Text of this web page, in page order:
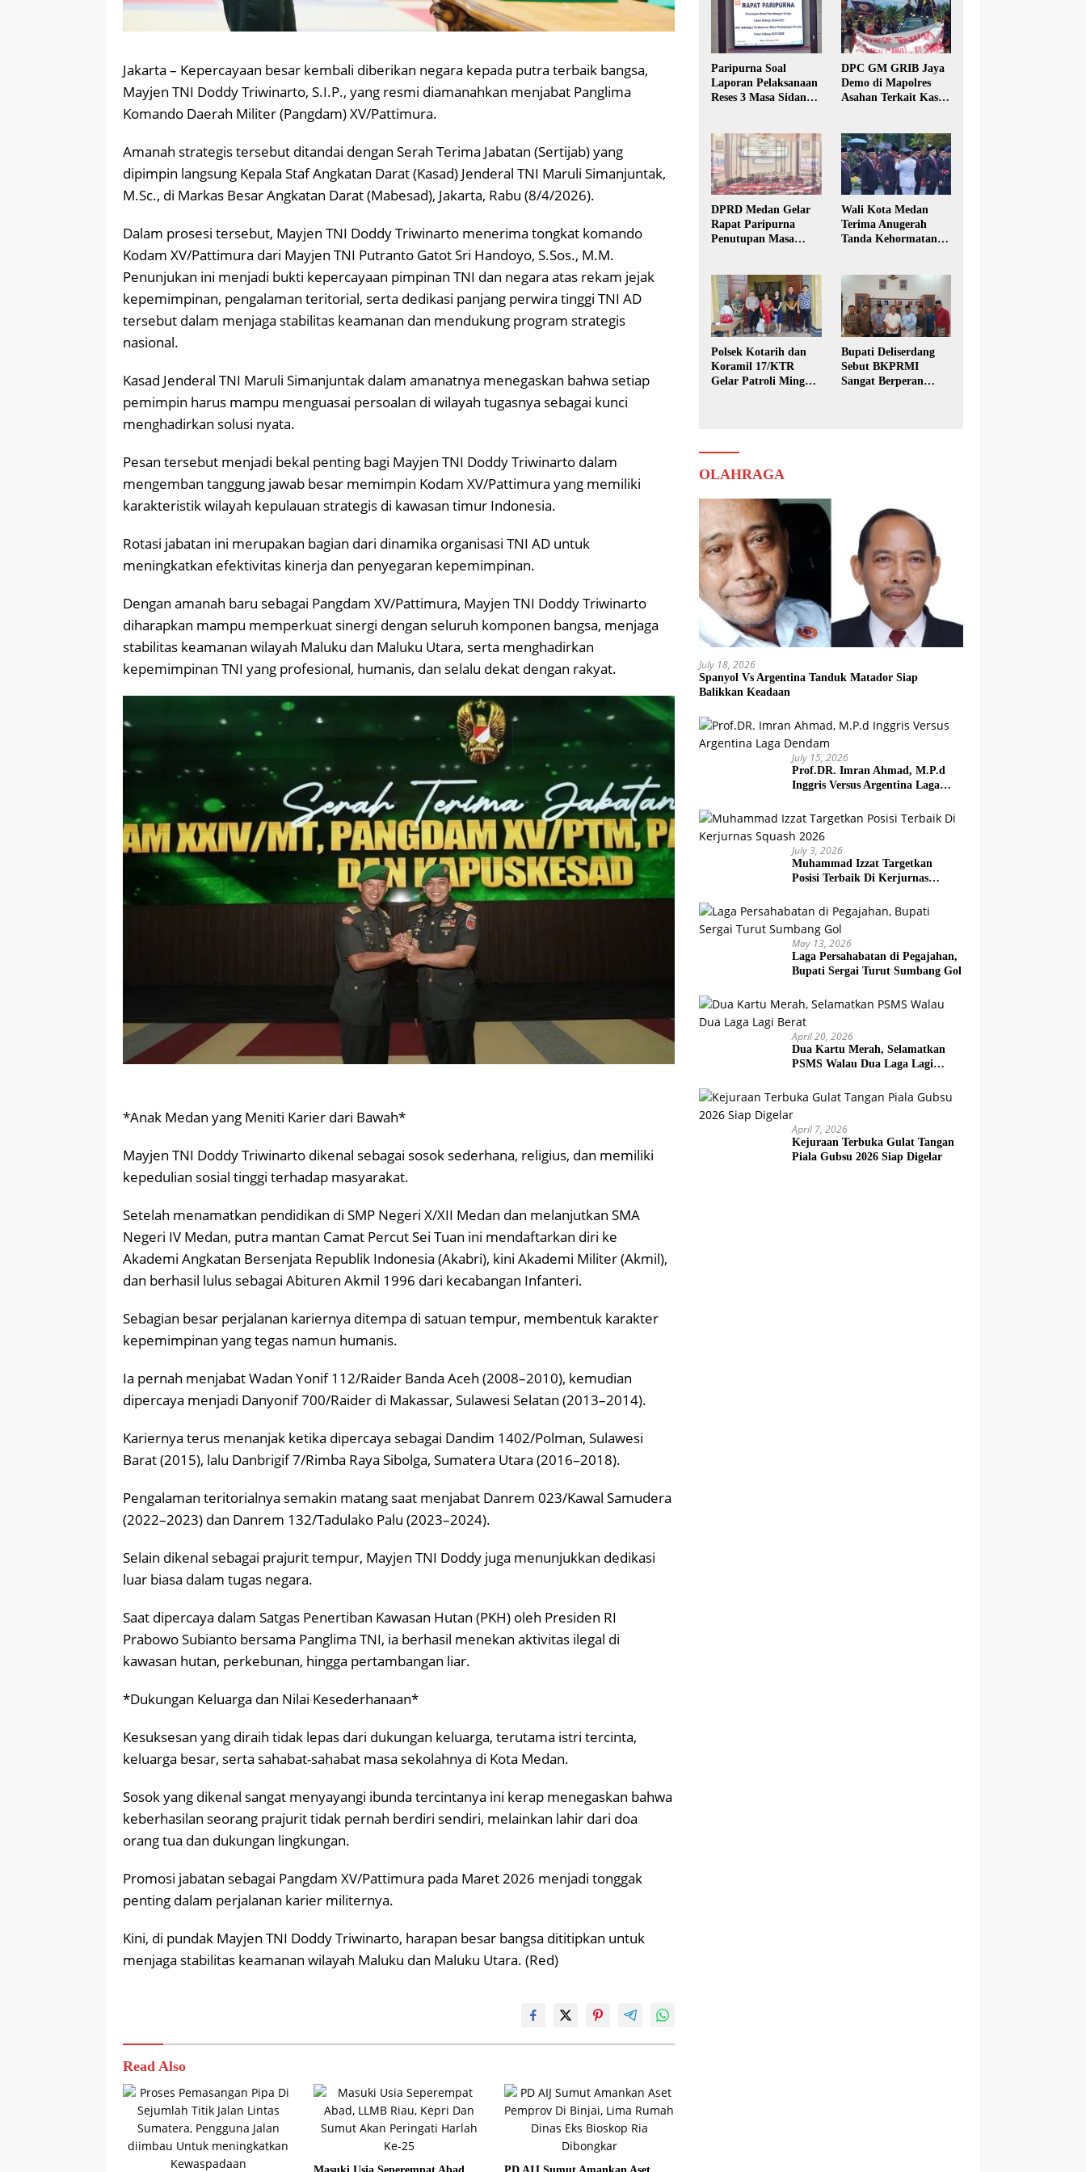
Jakarta – Kepercayaan besar kembali diberikan negara kepada putra terbaik bangsa,
Mayjen TNI Doddy Triwinarto, S.I.P., yang resmi diamanahkan menjabat Panglima
Komando Daerah Militer (Pangdam) XV/Pattimura.
Amanah strategis tersebut ditandai dengan Serah Terima Jabatan (Sertijab) yang
dipimpin langsung Kepala Staf Angkatan Darat (Kasad) Jenderal TNI Maruli Simanjuntak,
M.Sc., di Markas Besar Angkatan Darat (Mabesad), Jakarta, Rabu (8/4/2026).
Dalam prosesi tersebut, Mayjen TNI Doddy Triwinarto menerima tongkat komando
Kodam XV/Pattimura dari Mayjen TNI Putranto Gatot Sri Handoyo, S.Sos., M.M.
Penunjukan ini menjadi bukti kepercayaan pimpinan TNI dan negara atas rekam jejak
kepemimpinan, pengalaman teritorial, serta dedikasi panjang perwira tinggi TNI AD
tersebut dalam menjaga stabilitas keamanan dan mendukung program strategis
nasional.
Kasad Jenderal TNI Maruli Simanjuntak dalam amanatnya menegaskan bahwa setiap
pemimpin harus mampu menguasai persoalan di wilayah tugasnya sebagai kunci
menghadirkan solusi nyata.
Pesan tersebut menjadi bekal penting bagi Mayjen TNI Doddy Triwinarto dalam
mengemban tanggung jawab besar memimpin Kodam XV/Pattimura yang memiliki
karakteristik wilayah kepulauan strategis di kawasan timur Indonesia.
Rotasi jabatan ini merupakan bagian dari dinamika organisasi TNI AD untuk
meningkatkan efektivitas kinerja dan penyegaran kepemimpinan.
Dengan amanah baru sebagai Pangdam XV/Pattimura, Mayjen TNI Doddy Triwinarto
diharapkan mampu memperkuat sinergi dengan seluruh komponen bangsa, menjaga
stabilitas keamanan wilayah Maluku dan Maluku Utara, serta menghadirkan
kepemimpinan TNI yang profesional, humanis, dan selalu dekat dengan rakyat.
*Anak Medan yang Meniti Karier dari Bawah*
Mayjen TNI Doddy Triwinarto dikenal sebagai sosok sederhana, religius, dan memiliki
kepedulian sosial tinggi terhadap masyarakat.
Setelah menamatkan pendidikan di SMP Negeri X/XII Medan dan melanjutkan SMA
Negeri IV Medan, putra mantan Camat Percut Sei Tuan ini mendaftarkan diri ke
Akademi Angkatan Bersenjata Republik Indonesia (Akabri), kini Akademi Militer (Akmil),
dan berhasil lulus sebagai Abituren Akmil 1996 dari kecabangan Infanteri.
Sebagian besar perjalanan kariernya ditempa di satuan tempur, membentuk karakter
kepemimpinan yang tegas namun humanis.
Ia pernah menjabat Wadan Yonif 112/Raider Banda Aceh (2008–2010), kemudian
dipercaya menjadi Danyonif 700/Raider di Makassar, Sulawesi Selatan (2013–2014).
Kariernya terus menanjak ketika dipercaya sebagai Dandim 1402/Polman, Sulawesi
Barat (2015), lalu Danbrigif 7/Rimba Raya Sibolga, Sumatera Utara (2016–2018).
Pengalaman teritorialnya semakin matang saat menjabat Danrem 023/Kawal Samudera
(2022–2023) dan Danrem 132/Tadulako Palu (2023–2024).
Selain dikenal sebagai prajurit tempur, Mayjen TNI Doddy juga menunjukkan dedikasi
luar biasa dalam tugas negara.
Saat dipercaya dalam Satgas Penertiban Kawasan Hutan (PKH) oleh Presiden RI
Prabowo Subianto bersama Panglima TNI, ia berhasil menekan aktivitas ilegal di
kawasan hutan, perkebunan, hingga pertambangan liar.
*Dukungan Keluarga dan Nilai Kesederhanaan*
Kesuksesan yang diraih tidak lepas dari dukungan keluarga, terutama istri tercinta,
keluarga besar, serta sahabat-sahabat masa sekolahnya di Kota Medan.
Sosok yang dikenal sangat menyayangi ibunda tercintanya ini kerap menegaskan bahwa
keberhasilan seorang prajurit tidak pernah berdiri sendiri, melainkan lahir dari doa
orang tua dan dukungan lingkungan.
Promosi jabatan sebagai Pangdam XV/Pattimura pada Maret 2026 menjadi tonggak
penting dalam perjalanan karier militernya.
Kini, di pundak Mayjen TNI Doddy Triwinarto, harapan besar bangsa dititipkan untuk
menjaga stabilitas keamanan wilayah Maluku dan Maluku Utara. (Red)
Read Also
Paripurna Soal
Laporan Pelaksanaan
Reses 3 Masa Sidang
DPC GM GRIB Jaya
Demo di Mapolres
Asahan Terkait Kasus
DPRD Medan Gelar
Rapat Paripurna
Penutupan Masa
Wali Kota Medan
Terima Anugerah
Tanda Kehormatan
Polsek Kotarih dan
Koramil 17/KTR
Gelar Patroli Minggu
Bupati Deliserdang
Sebut BKPRMI
Sangat Berperan
OLAHRAGA
July 18, 2026
Spanyol Vs Argentina Tanduk Matador Siap
Balikkan Keadaan
July 15, 2026
Prof.DR. Imran Ahmad, M.P.d
Inggris Versus Argentina Laga
July 3, 2026
Muhammad Izzat Targetkan
Posisi Terbaik Di Kerjurnas
May 13, 2026
Laga Persahabatan di Pegajahan,
Bupati Sergai Turut Sumbang Gol
April 20, 2026
Dua Kartu Merah, Selamatkan
PSMS Walau Dua Laga Lagi
April 7, 2026
Kejuraan Terbuka Gulat Tangan
Piala Gubsu 2026 Siap Digelar